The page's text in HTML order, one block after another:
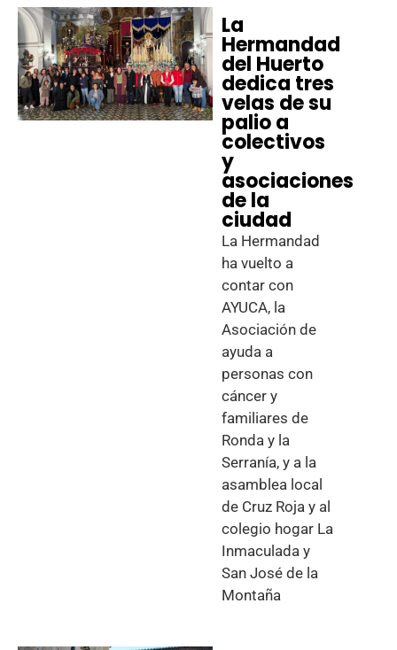
La
Hermandad
del Huerto
dedica tres
velas de su
palio a
colectivos
y
asociaciones
de la
ciudad
La Hermandad
ha vuelto a
contar con
AYUCA, la
Asociación de
ayuda a
personas con
cáncer y
familiares de
Ronda y la
Serranía, y a la
asamblea local
de Cruz Roja y al
colegio hogar La
Inmaculada y
San José de la
Montaña